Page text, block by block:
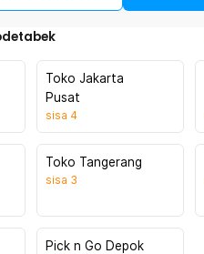
Toko Jakarta
Pusat
sisa 4
Toko Tangerang
sisa 3
Pick n Go Depok